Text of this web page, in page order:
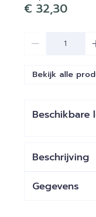
€ 32,30
Bekijk alle
Beschikbare
Beschrijving
Gegevens